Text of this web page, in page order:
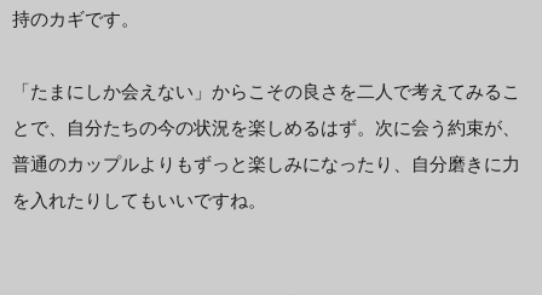
持のカギです。
「たまにしか会えない」からこその良さを二人で考えてみるこ
とで、自分たちの今の状況を楽しめるはず。次に会う約束が、
普通のカップルよりもずっと楽しみになったり、自分磨きに力
を入れたりしてもいいですね。